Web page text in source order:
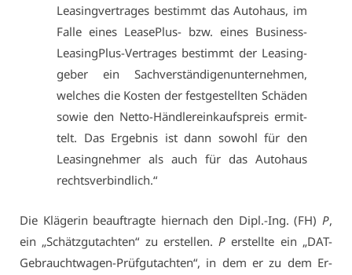
Lea­sing­ver­tra­ges be­stimmt das Au­to­haus, im
Fal­le ei­nes Lea­seP­lus- bzw. ei­nes Busi­ness-
Lea­singP­lus-Ver­tra­ges be­stimmt der Lea­sing­
ge­ber ein Sach­ver­stän­di­gen­un­ter­neh­men,
wel­ches die Kos­ten der fest­ge­stell­ten Schä­den
so­wie den Net­to-Händ­ler­ein­kaufs­preis er­mit­
telt. Das Er­geb­nis ist dann so­wohl für den
Lea­sing­neh­mer als auch für das Au­to­haus
rechts­ver­bind­lich.“
Die Klä­ge­rin be­auf­trag­te hier­nach den Dipl.-Ing. (FH) P,
ein „Schätz­gut­ach­ten“ zu er­stel­len.P er­stell­te ein „DAT-
Ge­braucht­wa­gen-Prüf­gut­ach­ten“, in dem er zu dem Er­